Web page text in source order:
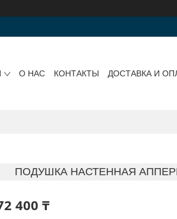
О НАС КОНТАКТЫ ДОСТАВКА И
ПОДУШКА НАСТЕННАЯ
400 ₸